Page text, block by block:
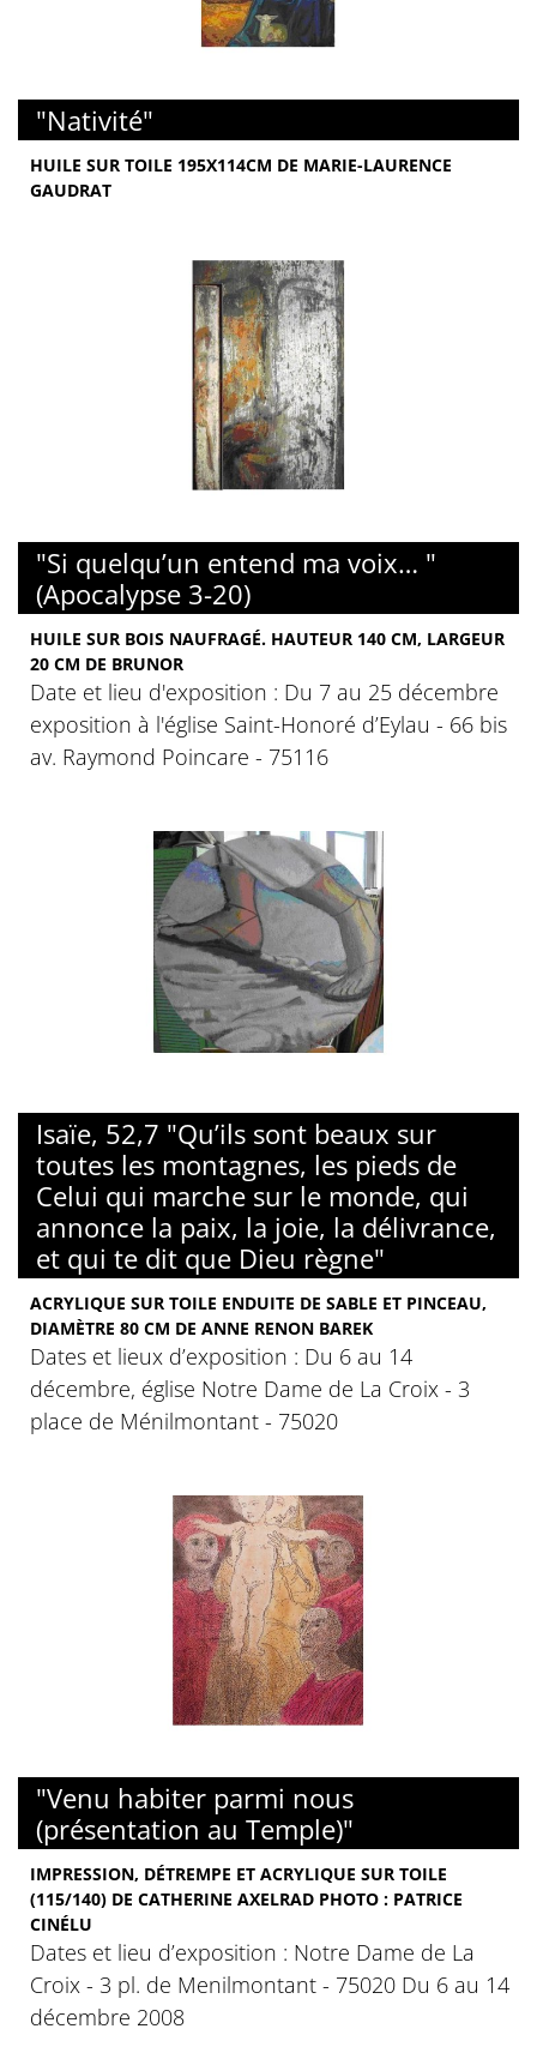
"Nativité"
HUILE SUR TOILE 195X114CM DE MARIE-LAURENCE
GAUDRAT
"Si quelqu’un entend ma voix… "
(Apocalypse 3-20)
HUILE SUR BOIS NAUFRAGÉ. HAUTEUR 140 CM, LARGEUR
20 CM DE BRUNOR
Date et lieu d'exposition : Du 7 au 25 décembre
exposition à l'église Saint-Honoré d’Eylau - 66 bis
av. Raymond Poincare - 75116
Isaïe, 52,7 "Qu’ils sont beaux sur
toutes les montagnes, les pieds de
Celui qui marche sur le monde, qui
annonce la paix, la joie, la délivrance,
et qui te dit que Dieu règne"
ACRYLIQUE SUR TOILE ENDUITE DE SABLE ET PINCEAU,
DIAMÈTRE 80 CM DE ANNE RENON BAREK
Dates et lieux d’exposition : Du 6 au 14
décembre, église Notre Dame de La Croix - 3
place de Ménilmontant - 75020
"Venu habiter parmi nous
(présentation au Temple)"
IMPRESSION, DÉTREMPE ET ACRYLIQUE SUR TOILE
(115/140) DE CATHERINE AXELRAD PHOTO : PATRICE
CINÉLU
Dates et lieu d’exposition : Notre Dame de La
Croix - 3 pl. de Menilmontant - 75020 Du 6 au 14
décembre 2008